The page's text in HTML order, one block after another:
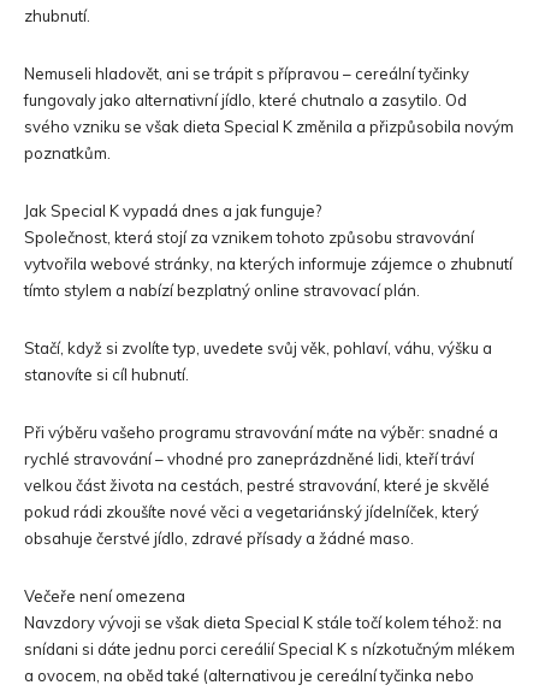
zhubnutí.
Nemuseli hladovět, ani se trápit s přípravou – cereální tyčinky
fungovaly jako alternativní jídlo, které chutnalo a zasytilo. Od
svého vzniku se však dieta Special K změnila a přizpůsobila novým
poznatkům.
Jak Special K vypadá dnes a jak funguje?
Společnost, která stojí za vznikem tohoto způsobu stravování
vytvořila webové stránky, na kterých informuje zájemce o zhubnutí
tímto stylem a nabízí bezplatný online stravovací plán.
Stačí, když si zvolíte typ, uvedete svůj věk, pohlaví, váhu, výšku a
stanovíte si cíl hubnutí.
Při výběru vašeho programu stravování máte na výběr: snadné a
rychlé stravování – vhodné pro zaneprázdněné lidi, kteří tráví
velkou část života na cestách, pestré stravování, které je skvělé
pokud rádi zkoušíte nové věci a vegetariánský jídelníček, který
obsahuje čerstvé jídlo, zdravé přísady a žádné maso.
Večeře není omezena
Navzdory vývoji se však dieta Special K stále točí kolem téhož: na
snídani si dáte jednu porci cereálií Special K s nízkotučným mlékem
a ovocem, na oběd také (alternativou je cereální tyčinka nebo